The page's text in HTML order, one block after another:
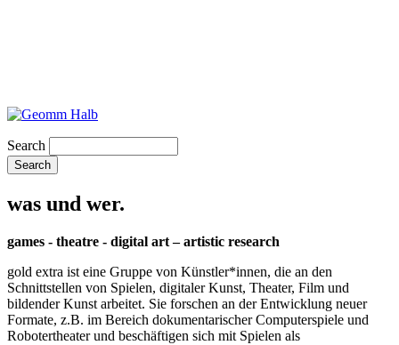
Search
was und wer.
games - theatre - digital art – artistic research
gold extra ist eine Gruppe von Künstler*innen, die an den
Schnittstellen von Spielen, digitaler Kunst, Theater, Film und
bildender Kunst arbeitet. Sie forschen an der Entwicklung neuer
Formate, z.B. im Bereich dokumentarischer Computerspiele und
Robotertheater und beschäftigen sich mit Spielen als